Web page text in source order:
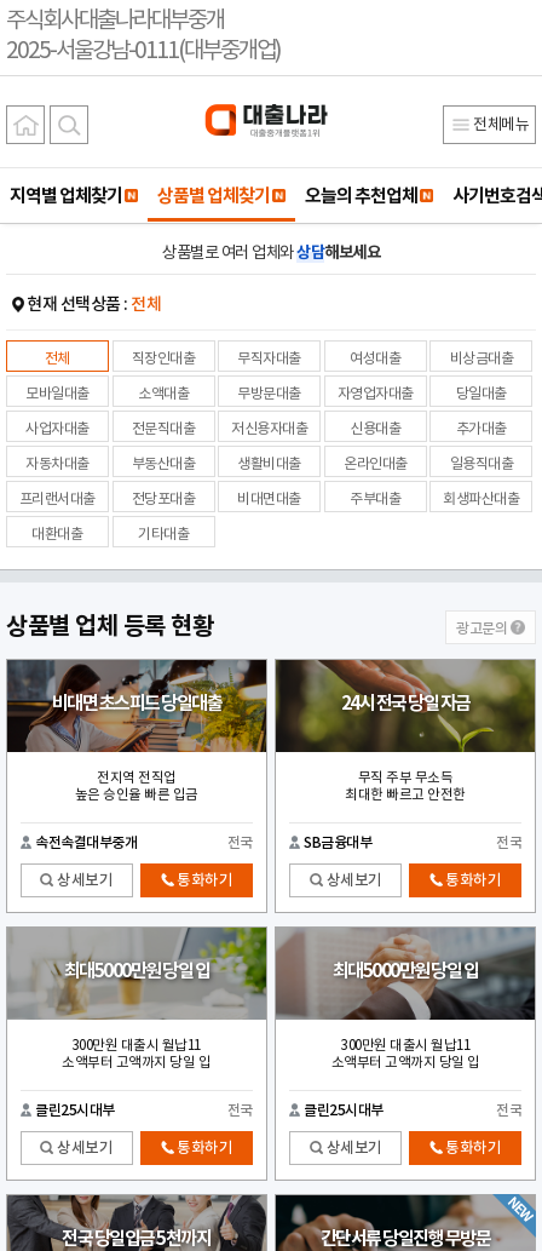
주식회사대출나라대부중개
2025-서울강남-0111(대부중개업)
전체메뉴
지역별 업체찾기 상품별 업체찾기 오늘의 추천업체 사기번호검
상품별로 여러 업체와상담해보세요
현재 선택상품 : 전체
전체 직장인대출 무직자대출 여성대출 비상금대출
모바일대출 소액대출 무방문대출 자영업자대출 당일대출
사업자대출 전문직대출 저신용자대출 신용대출 추가대출
자동차대출 부동산대출 생활비대출 온라인대출 일용직대출
프리랜서대출 전당포대출 비대면대출 주부대출 회생파산대출
대환대출 기타대출
상품별 업체 등록 현황 광고문의
비대면 초스피드 당일대출
전지역 전직업
높은 승인율 빠른 입금
속전속결대부중개 전국
상세보기 통화하기
24시 전국 당일 자금
무직 주부 무소득
최대한 빠르고 안전한
SB금융대부 전국
상세보기 통화하기
최대5000만원 당일 입
300만원 대출시 월납11
소액부터 고액까지 당일 입
클린25시대부 전국
상세보기 통화하기
최대5000만원 당일 입
300만원 대출시 월납11
소액부터 고액까지 당일 입
클린25시대부 전국
상세보기 통화하기
전국 당일입금 5천까지 간단서류 당일진행 무방문